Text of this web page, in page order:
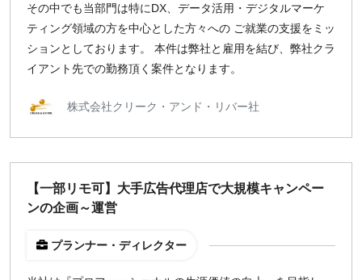
閉じる
働き方
リモート希望
特徴
直接契約
その中でも当部門は特にDX、データ活用・デジタルマーケ
ティング領域の方を中心とした方々への ご就業の支援をミッ
ションとしております。 本件は弊社と雇用を結び、弊社クラ
イアント先での勤務頂く案件となります。
株式会社クリーク・アンド・リバー社
【一部リモ可】大手広告代理店で大規模キャンペー
ンの企画～運営
プランナー・ディレクター